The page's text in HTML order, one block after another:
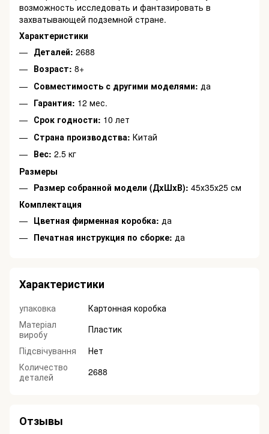
возможность исследовать и фантазировать в
захватывающей подземной стране.
Характеристики
Деталей: 2688
Возраст: 8+
Совместимость с другими моделями: да
Гарантия: 12 мес.
Срок годности: 10 лет
Страна производства: Китай
Вес: 2.5 кг
Размеры
Размер собранной модели (ДxШxВ): 45х35х25 см
Комплектация
Цветная фирменная коробка: да
Печатная инструкция по сборке: да
Характеристики
упаковка
Картонная коробка
Матеріал
виробу
Пластик
Підсвічування
Нет
Количество
деталей
2688
Отзывы